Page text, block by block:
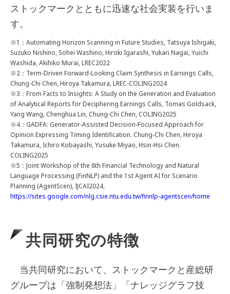
ストックマークとともに迅速な社会実装を行いま
す。
※1：Automating Horizon Scanning in Future Studies, Tatsuya Ishigaki,
Suzuko Nishino, Sohei Washino, Hiroki Igarashi, Yukari Nagai, Yuichi
Washida, Akihiko Murai, LREC2022
※2：Term-Driven Forward-Looking Claim Synthesis in Earnings Calls,
Chung-Chi Chen, Hiroya Takamura, LREC-COLING2024
※3：From Facts to Insights: A Study on the Generation and Evaluation
of Analytical Reports for Deciphering Earnings Calls, Tomas Goldsack,
Yang Wang, Chenghua Lin, Chung-Chi Chen, COLING2025
※4：GADFA: Generator-Assisted Decision-Focused Approach for
Opinion Expressing Timing Identification. Chung-Chi Chen, Hiroya
Takamura, Ichiro Kobayashi, Yusuke Miyao, Hsin-Hsi Chen.
COLING2025
※5：Joint Workshop of the 8th Financial Technology and Natural
Language Processing (FinNLP) and the 1st Agent AI for Scenario
Planning (AgentScen), IJCAI2024,
https://sites.google.com/nlg.csie.ntu.edu.tw/finnlp-agentscen/home
共同研究の特徴
当共同研究において、ストックマークと産総研
グループは「強制発想法」「ナレッジグラフ技